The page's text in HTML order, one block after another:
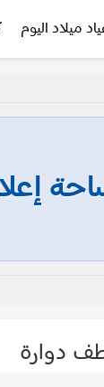
ميلاد اليوم
دوارة